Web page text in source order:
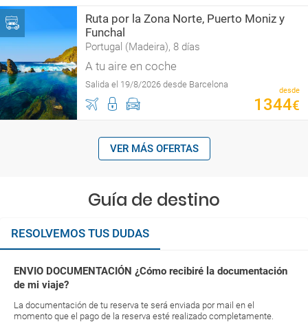
Ruta por la Zona Norte, Puerto Moniz y
Funchal
Portugal (Madeira), 8 días
A tu aire en coche
Salida el 19/8/2026 desde Barcelona
desde
1344€
VER MÁS OFERTAS
Guía de destino
RESOLVEMOS TUS DUDAS
ENVIO DOCUMENTACIÓN ¿Cómo recibiré la documentación
de mi viaje?
La documentación de tu reserva te será enviada por mail en el
momento que el pago de la reserva esté realizado completamente.